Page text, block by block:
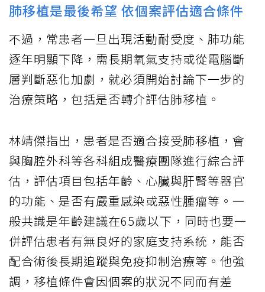
肺移植是最後希望 依個案評估適合條件
不過，常患者一旦出現活動耐受度、肺功能
逐年明顯下降，需長期氧氣支持或從電腦斷
層判斷惡化加劇，就必須開始討論下一步的
治療策略，包括是否轉介評估肺移植。
林靖傑指出，患者是否適合接受肺移植，會
與胸腔外科等各科組成醫療團隊進行綜合評
估，評估項目包括年齡、心臟與肝腎等器官
的功能、是否有嚴重感染或惡性腫瘤等。一
般共識是年齡建議在65歲以下，同時也要一
併評估患者有無良好的家庭支持系統，能否
配合術後長期追蹤與免疫抑制治療等。他強
調，移植條件會因個案的狀況不同而有差